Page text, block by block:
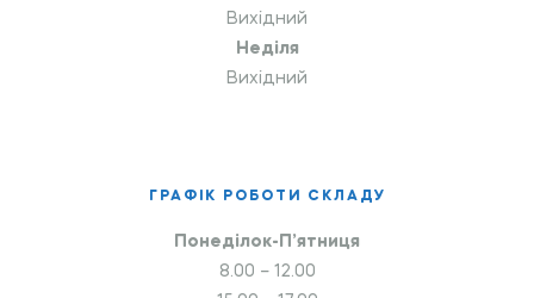
Вихідний
Неділя
Вихідний
ГРАФІК РОБОТИ СКЛАДУ
Понеділок-П’ятниця
8.00 – 12.00